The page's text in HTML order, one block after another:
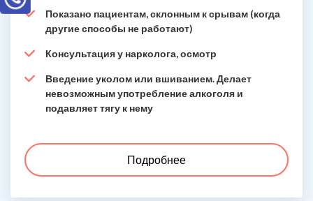
Показано пациентам, склонным к срывам (когда
другие способы не работают)
Консультация у нарколога, осмотр
Введение уколом или вшиванием. Делает
невозможным употребление алкоголя и
подавляет тягу к нему
Подробнее